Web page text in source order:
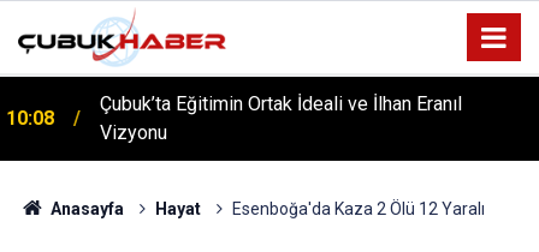
10:08
Çubuk’ta Eğitimin Ortak İdeali ve İlhan Eranıl
Vizyonu
12:06
ÇUBUK’TA ‘YAZA MERHABA’ COŞKUSU: Kursiyerler
Gönüllerince Eğlendi!
Anasayfa Hayat Esenboğa'da Kaza 2 Ölü 12 Yaralı